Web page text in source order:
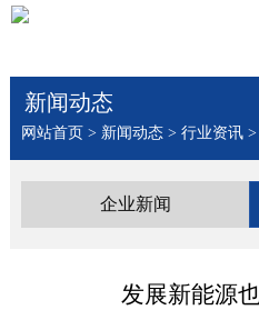
新闻动态
网站首页> 新闻动态> 行业资讯>
企业新闻
发展新能源